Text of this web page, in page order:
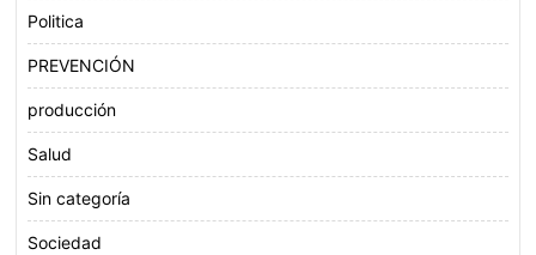
Politica
PREVENCIÓN
producción
Salud
Sin categoría
Sociedad